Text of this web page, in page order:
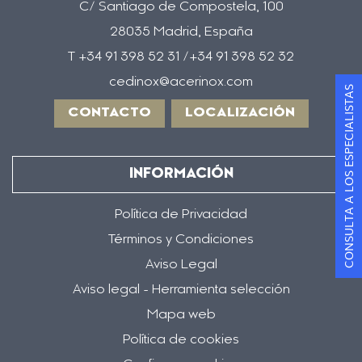
C/ Santiago de Compostela, 100
28035 Madrid, España
T +34 91 398 52 31 /+34 91 398 52 32
cedinox@acerinox.com
CONTACTO LOCALIZACIÓN
INFORMACIÓN
Política de Privacidad
Términos y Condiciones
Aviso Legal
Aviso legal - Herramienta selección
Mapa web
Política de cookies
CONSULTA A LOS ESPECIALISTAS